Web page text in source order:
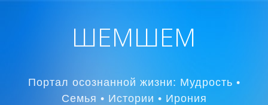
ШЕМШЕМ
Портал осознанной жизни: Мудрость •
Семья • Истории • Ирония